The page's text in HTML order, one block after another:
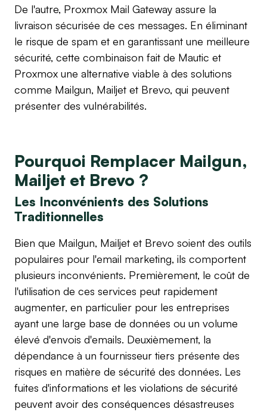
De l'autre, Proxmox Mail Gateway assure la
livraison sécurisée de ces messages. En éliminant
le risque de spam et en garantissant une meilleure
sécurité, cette combinaison fait de Mautic et
Proxmox une alternative viable à des solutions
comme Mailgun, Mailjet et Brevo, qui peuvent
présenter des vulnérabilités.
Pourquoi Remplacer Mailgun,
Mailjet et Brevo ?
Les Inconvénients des Solutions
Traditionnelles
Bien que Mailgun, Mailjet et Brevo soient des outils
populaires pour l'email marketing, ils comportent
plusieurs inconvénients. Premièrement, le coût de
l'utilisation de ces services peut rapidement
augmenter, en particulier pour les entreprises
ayant une large base de données ou un volume
élevé d'envois d'emails. Deuxièmement, la
dépendance à un fournisseur tiers présente des
risques en matière de sécurité des données. Les
fuites d'informations et les violations de sécurité
peuvent avoir des conséquences désastreuses